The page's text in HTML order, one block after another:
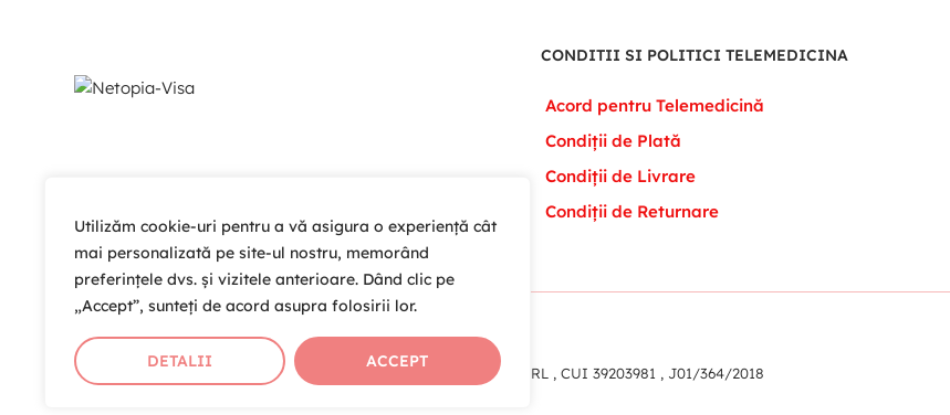
Utilizăm cookie-uri pentru a vă asigura o experiență cât
mai personalizată pe site-ul nostru, memorând
preferințele dvs. și vizitele anterioare. Dând clic pe
„Accept”, sunteți de acord asupra folosirii lor.
DETALII ACCEPT
CONDITII SI POLITICI TELEMEDICINA
Acord pentru Telemedicină
Condiții de Plată
Condiții de Livrare
Condiții de Returnare
Copyright © 2026 Cardio Help Team SRL , CUI 39203981 , J01/364/2018